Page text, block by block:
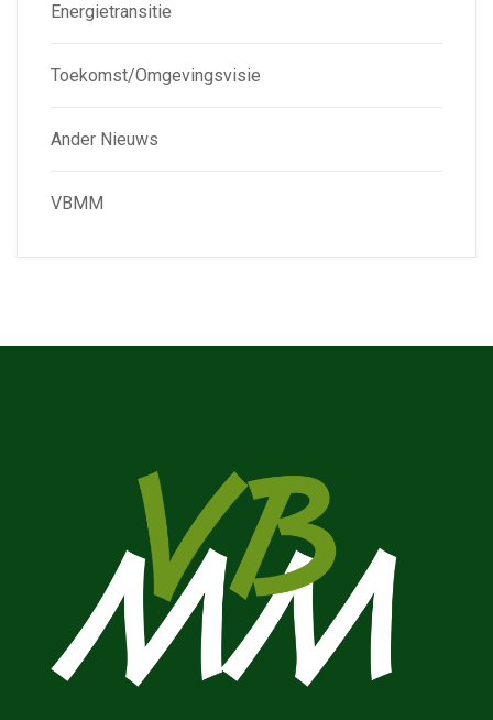
Energietransitie
Toekomst/Omgevingsvisie
Ander Nieuws
VBMM